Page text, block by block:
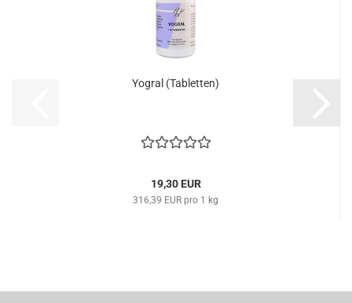
Yogral (Tabletten)
19,30 EUR
316,39 EUR pro 1 kg